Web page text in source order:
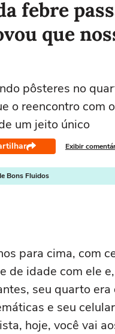
febre
que
pôsteres no
o reencontro com
um jeito único
Exibir
Bons Fluidos
para cima, com
de idade com ele
seu quarto
e seu
hoje, você vai